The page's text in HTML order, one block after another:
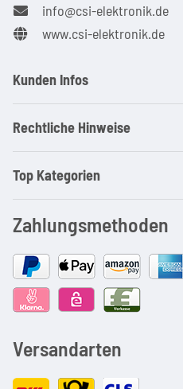
info@csi-elektronik.de
www.csi-elektronik.de
Kunden Infos
Rechtliche Hinweise
Top Kategorien
Zahlungsmethoden
Versandarten